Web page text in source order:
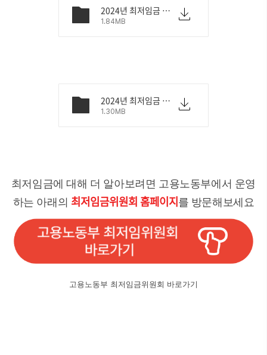
2024년 최저임금 안내문.pdf
1.84MB
2024년 최저임금 전단지.pdf
1.30MB
최저임금에 대해 더 알아보려면 고용노동부에서 운영
하는 아래의 최저임금위원회 홈페이지를 방문해보세요
고용노동부 최저임금위원회 바로가기